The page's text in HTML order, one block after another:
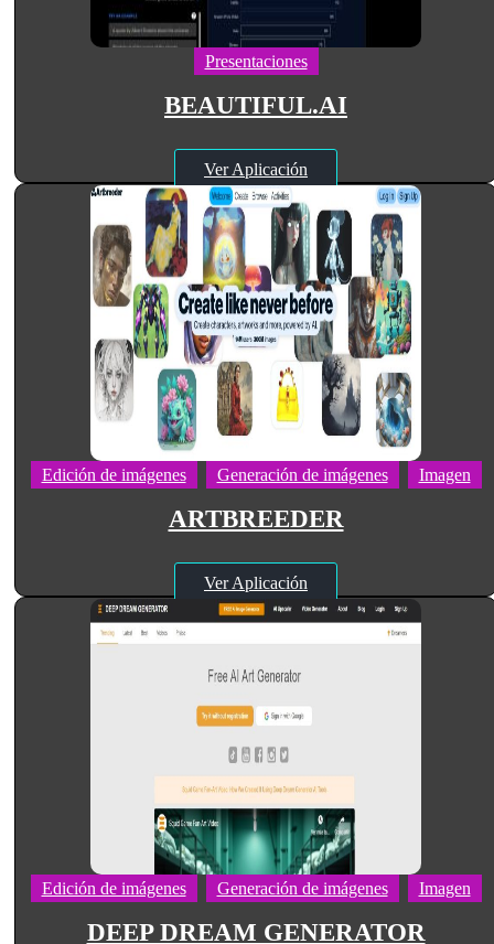
Presentaciones
BEAUTIFUL.AI
Ver Aplicación
Edición de imágenes Generación de imágenes Imagen
ARTBREEDER
Ver Aplicación
Edición de imágenes Generación de imágenes Imagen
DEEP DREAM GENERATOR